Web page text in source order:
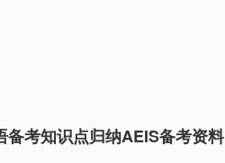
考知识点归纳AEIS备考资料